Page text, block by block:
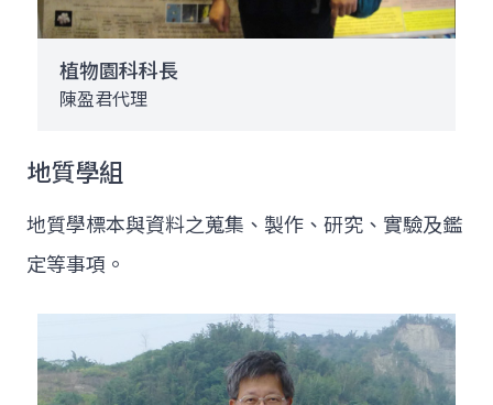
植物園科科長
陳盈君代理
地質學組
地質學標本與資料之蒐集、製作、研究、實驗及鑑
定等事項。